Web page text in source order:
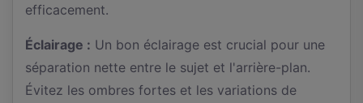
efficacement.
Éclairage : Un bon éclairage est crucial pour une
séparation nette entre le sujet et l'arrière-plan.
Évitez les ombres fortes et les variations de